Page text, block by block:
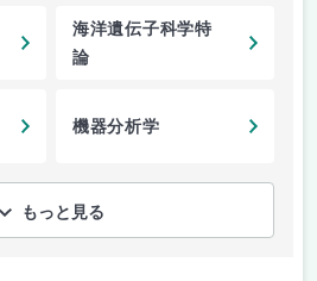
海洋遺伝子科学特
論
機器分析学
もっと見る